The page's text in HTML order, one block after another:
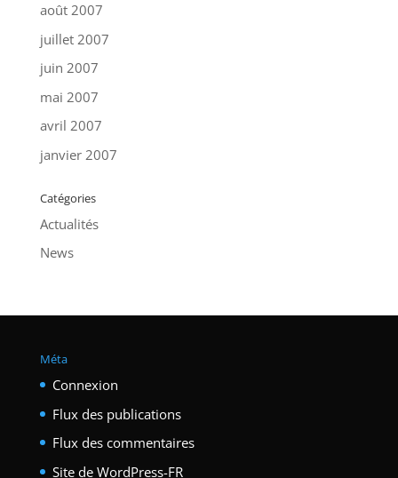
août 2007
juillet 2007
juin 2007
mai 2007
avril 2007
janvier 2007
Catégories
Actualités
News
Méta
Connexion
Flux des publications
Flux des commentaires
Site de WordPress-FR